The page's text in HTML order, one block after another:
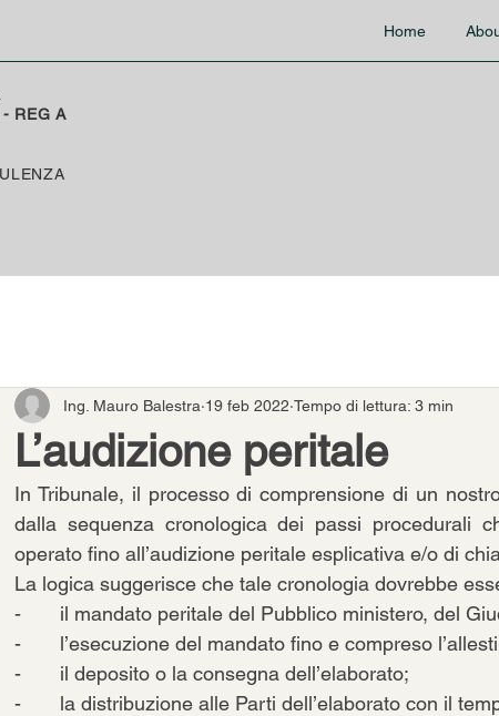
- REG A
Home
L’audizione peritale
Ing. Mauro Balestra 19 feb 2022 Tempo di lettura: 3 min
In Tribunale, il processo di comprensione di un
dalla sequenza cronologica dei passi procedurali
operato fino all’audizione peritale esplicativa e/o di
La logica suggerisce che tale cronologia dovrebbe
-       il mandato peritale del Pubblico ministero, del
-       l’esecuzione del mandato fino e compreso
-       il deposito o la consegna dell’elaborato;
-       la distribuzione alle Parti dell’elaborato con il